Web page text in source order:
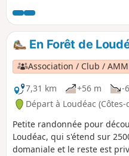
le retour, mais sans grandes
En Forêt de
Association / Club / AMM
7,31 km
+56 m -
Départ à Loudéac
Petite randonnée pour
Loudéac, qui s'étend sur
domaniale et le reste est